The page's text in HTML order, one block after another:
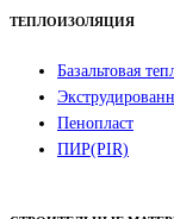
ТЕПЛОИЗОЛЯЦИЯ
Базальтовая
Пенопласт
ПИР(PIR)